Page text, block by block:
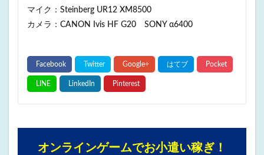
マイク：Steinberg UR12 XM8500
カメラ：CANON Ivis HF G20 SONY α6400
オンラインゲームでお小遣い稼ぎ！